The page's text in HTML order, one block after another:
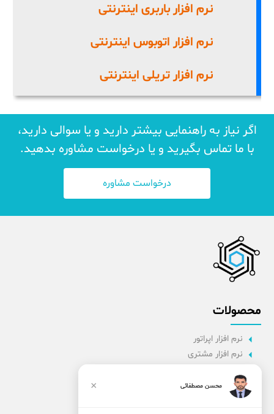
نرم افزار باربری اینترنتی
نرم افزار اتوبوس اینترنتی
نرم افزار تریلی اینترنتی
اگر نیاز به راهنمایی بیشتر دارید و یا سوالی دارید،
با ما تماس بگیرید و یا درخواست مشاوره بدهید.
درخواست مشاوره
محصولات
نرم افزار اپراتور
نرم افزار مشتری
نرم افزار راننده
پنل مدیریت
محسن مصطفائی ×